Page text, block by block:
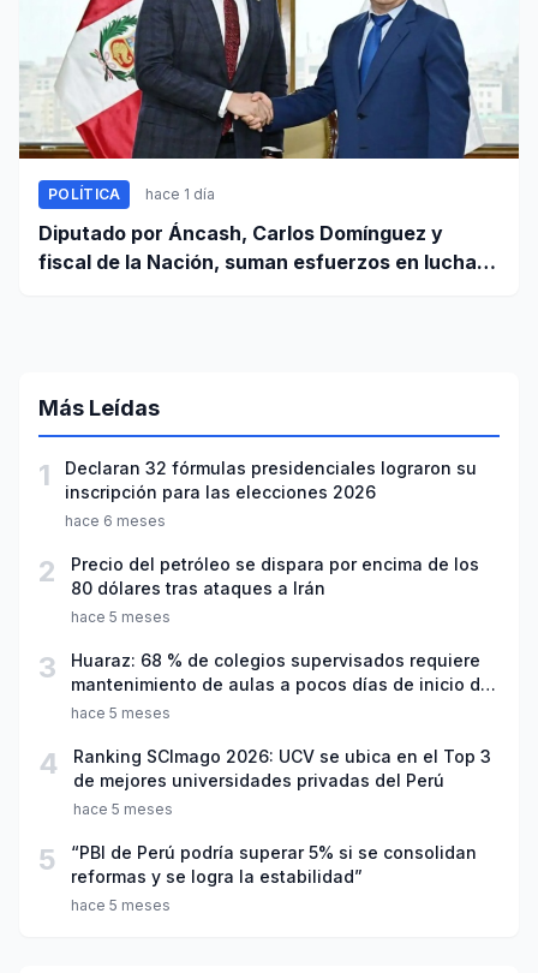
POLÍTICA hace 1 día
Diputado por Áncash, Carlos Domínguez y
fiscal de la Nación, suman esfuerzos en lucha
Más Leídas
1
Declaran 32 fórmulas presidenciales lograron su
inscripción para las elecciones 2026
hace 6 meses
2
Precio del petróleo se dispara por encima de los
80 dólares tras ataques a Irán
hace 5 meses
3
Huaraz: 68 % de colegios supervisados requiere
mantenimiento de aulas a pocos días de inicio del
año escolar 2026
hace 5 meses
4
Ranking SCImago 2026: UCV se ubica en el Top 3
de mejores universidades privadas del Perú
hace 5 meses
5
“PBI de Perú podría superar 5% si se consolidan
reformas y se logra la estabilidad”
hace 5 meses